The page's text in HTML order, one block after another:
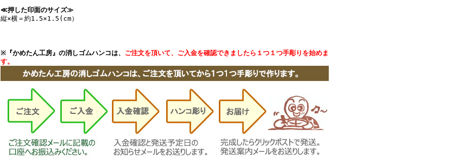
≪押した印面のサイズ≫
縦×横＝約1.5×1.5(cm）
※『かめたん工房』の消しゴムハンコは、 ご注文を頂いて、ご入金を確認できましたら１つ１つ手彫りを始めま
す。